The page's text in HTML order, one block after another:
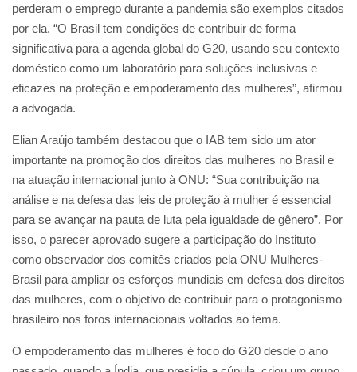
perderam o emprego durante a pandemia são exemplos citados
por ela. “O Brasil tem condições de contribuir de forma
significativa para a agenda global do G20, usando seu contexto
doméstico como um laboratório para soluções inclusivas e
eficazes na proteção e empoderamento das mulheres”, afirmou
a advogada.
Elian Araújo também destacou que o IAB tem sido um ator
importante na promoção dos direitos das mulheres no Brasil e
na atuação internacional junto à ONU: “Sua contribuição na
análise e na defesa das leis de proteção à mulher é essencial
para se avançar na pauta de luta pela igualdade de gênero”. Por
isso, o parecer aprovado sugere a participação do Instituto
como observador dos comitês criados pela ONU Mulheres-
Brasil para ampliar os esforços mundiais em defesa dos direitos
das mulheres, com o objetivo de contribuir para o protagonismo
brasileiro nos foros internacionais voltados ao tema.
O empoderamento das mulheres é foco do G20 desde o ano